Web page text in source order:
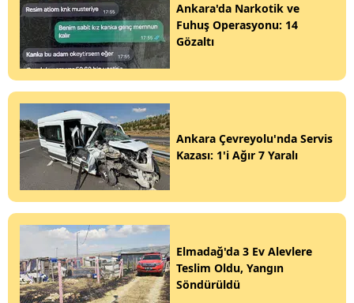
Ankara'da Narkotik ve
Fuhuş Operasyonu: 14
Gözaltı
Ankara Çevreyolu'nda Servis
Kazası: 1'i Ağır 7 Yaralı
Elmadağ'da 3 Ev Alevlere
Teslim Oldu, Yangın
Söndürüldü